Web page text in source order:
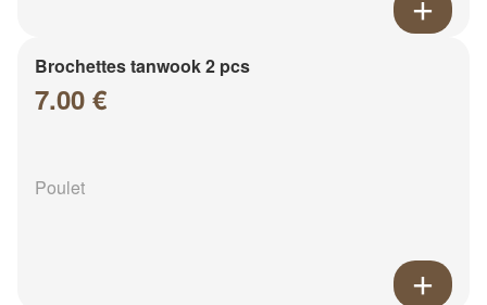
Brochettes tanwook 2 pcs
7.00 €
Poulet